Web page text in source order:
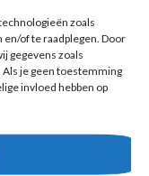
zoals
en/of te raadplegen. Door
gegevens zoals
je geen toestemming
invloed hebben op